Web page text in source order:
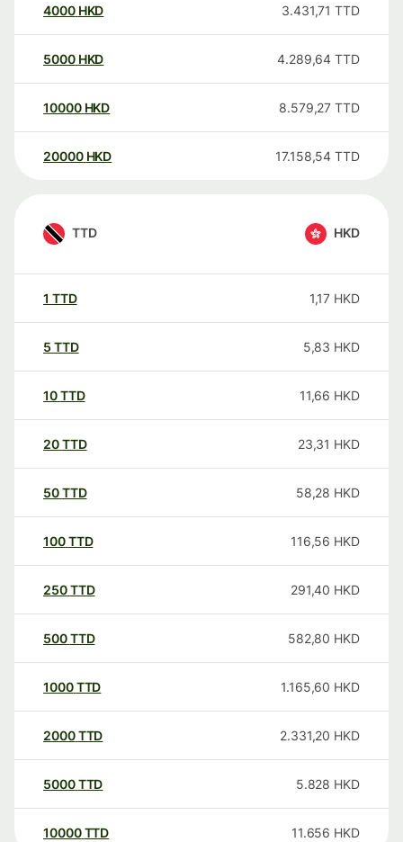
4000 HKD 3.431,71 TTD
5000 HKD 4.289,64 TTD
10000 HKD 8.579,27 TTD
20000 HKD 17.158,54 TTD
TTD HKD
1 TTD 1,17 HKD
5 TTD 5,83 HKD
10TTD 11,66 HKD
20TTD 23,31 HKD
50TTD 58,28 HKD
100TTD 116,56 HKD
250TTD 291,40 HKD
500TTD 582,80 HKD
1000TTD 1.165,60 HKD
2000TTD 2.331,20 HKD
5000TTD 5.828 HKD
10000 TTD 11.656 HKD